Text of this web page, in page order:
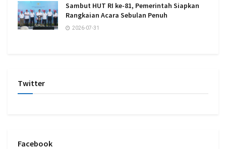
Sambut HUT RI ke-81, Pemerintah Siapkan
Rangkaian Acara Sebulan Penuh
2026-07-31
Twitter
Facebook